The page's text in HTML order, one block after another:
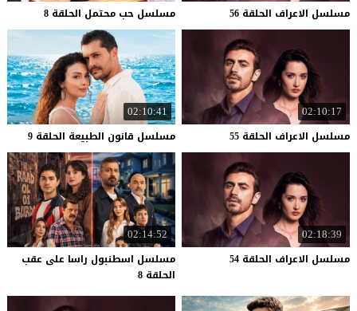
مسلسل الاعراف الحلقة 56 مسلسل حب محتمل الحلقة 8
02:10:17
مسلسل الاعراف الحلقة 55
02:10:41
مسلسل قانون الطبيعة الحلقة 9
02:18:39
مسلسل الاعراف الحلقة 54
02:14:52
مسلسل اسطنبول راسا على عقب
الحلقة 8